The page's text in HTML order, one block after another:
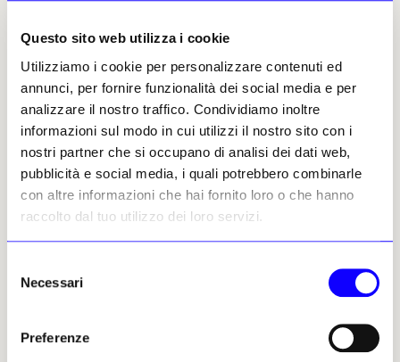
Questo sito web utilizza i cookie
Utilizziamo i cookie per personalizzare contenuti ed
annunci, per fornire funzionalità dei social media e per
analizzare il nostro traffico. Condividiamo inoltre
informazioni sul modo in cui utilizzi il nostro sito con i
nostri partner che si occupano di analisi dei dati web,
pubblicità e social media, i quali potrebbero combinarle
con altre informazioni che hai fornito loro o che hanno
raccolto dal tuo utilizzo dei loro servizi.
delNecessari
Preferenze
Main Section, New Entries,
mantengono la loro funzione differenziata,
costruendo un equilibrio tra gallerie
affermate, realtà emergenti, progetti
sperimentali e pratiche legate all’editoria
d’arte e ai multipli. Accanto a queste, le tre
sezioni curate -Present Future, Back to the
Future e Disegni - continuano a
rappresentare il versante più esplicitamente
curatoriale della fiera, con progetti
generazioni e linguaggi. Particolare rilievo
curatoriali
talenti emergenti, è affidata per il terzo anno